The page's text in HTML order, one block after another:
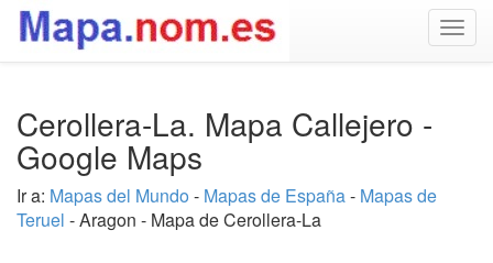
Cerollera-La. Mapa Callejero -
Google Maps
Ir a: Mapas del Mundo - Mapas de España- Mapas de
Teruel - Aragon - Mapa de Cerollera-La